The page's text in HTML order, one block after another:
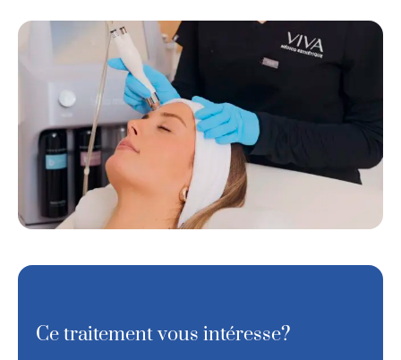
Ce traitement vous intéresse?